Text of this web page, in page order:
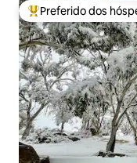
Entre os melhores
Preferido dos